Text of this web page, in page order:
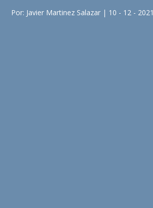
Por: Javier Martinez Salazar | 10 - 12 - 2021